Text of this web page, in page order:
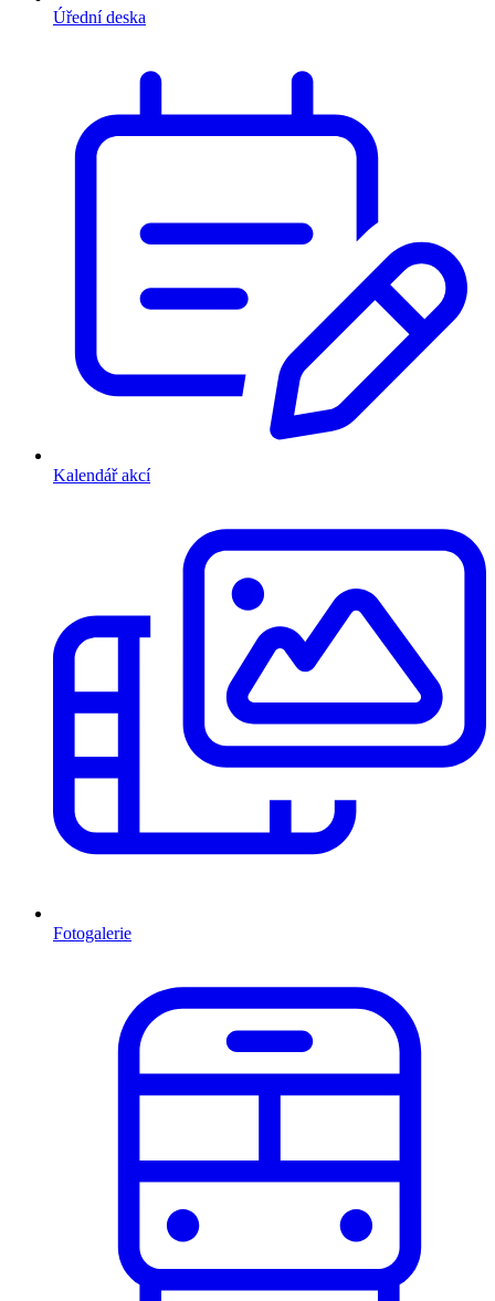
Úřední deska
Kalendář akcí
Fotogalerie